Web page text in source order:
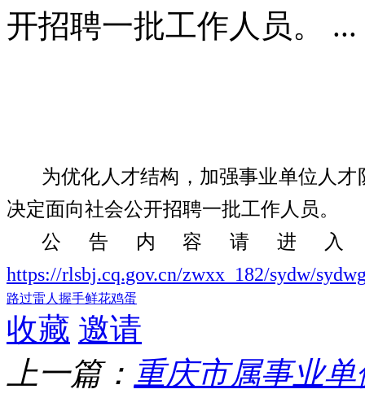
开招聘一批工作人员。 ...
为优化人才结构，加强事业单位人
决定面向社会公开招聘一批工作人员。
公告内容请进
https://rlsbj.cq.gov.cn/zwxx_182/sydw/
路过雷人 握手鲜花鸡蛋
收藏 邀请
上一篇： 重庆市属事业